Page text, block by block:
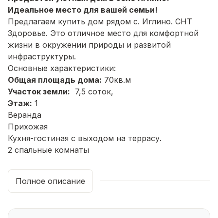
Идеальное место для вашей семьи!
Предлагаем купить дом рядом с. Иглино. СНТ
Здоровье. Это отличное место для комфортной
жизни в окружении природы и развитой
инфраструктуры.
Основные характеристики:
Общая площадь дома: 70кв.м
Участок земли: 7,5 соток,
Этаж: 1
Веранда
Прихожая
Кухня-гостиная с выходом на террасу.
2 спальные комнаты
Чистовая отделка, линолеум, двери,
Высота потолков:2,8 м
Участок правильной формы.
Полное описание